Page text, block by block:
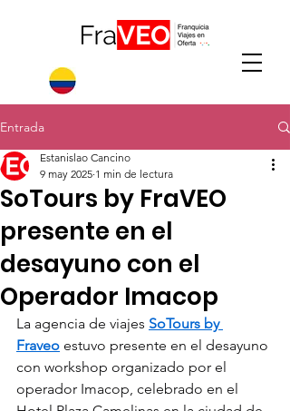
Entrada
SoTours by FraVEO
presente en el
desayuno con el
Operador Imacop
Estanislao Cancino
9 may 2025 1 min de lectura
La agencia de viajes SoTours by
Fraveo estuvo presente en el desayuno
con workshop organizado por el
operador Imacop, celebrado en el